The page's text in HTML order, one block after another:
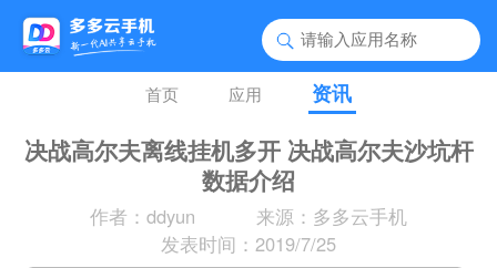
首页 应用 资讯
决战高尔夫离线挂机多开 决战高尔夫沙坑杆
数据介绍
作者：ddyun
来源：多多云手机
发表时间：2019/7/25